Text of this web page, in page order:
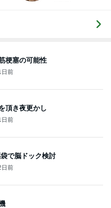
梗塞の可能性
日前
頂き夜更かし
日前
で脳ドック検討
日前